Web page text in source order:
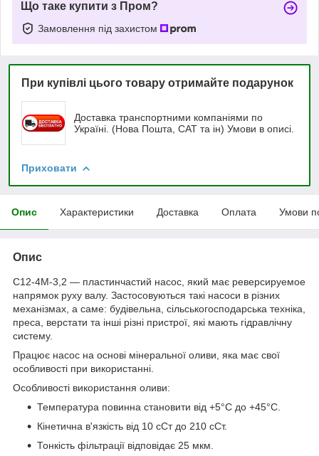
Що таке купити з Пром?
Замовлення під захистом
При купівлі цього товару отримайте подарунок
Доставка транспортними компаніями по
Україні. (Нова Пошта, САТ та ін) Умови в описі.
Приховати
Опис Характеристики Доставка Оплата Умови
Опис
С12-4М-3,2 — пластинчастий насос, який має реверсируемое
напрямок руху валу. Застосовуються такі насоси в різних
механізмах, а саме: будівельна, сільськогосподарська техніка,
преса, верстати та інші різні пристрої, які мають гідравлічну
систему.
Працює насос на основі мінеральної оливи, яка має свої
особливості при використанні.
Особливості використання оливи:
Температура повинна становити від +5°C до +45°C.
Кінетична в'язкість від 10 сСт до 210 сСт.
Тонкість фільтрації відповідає 25 мкм.